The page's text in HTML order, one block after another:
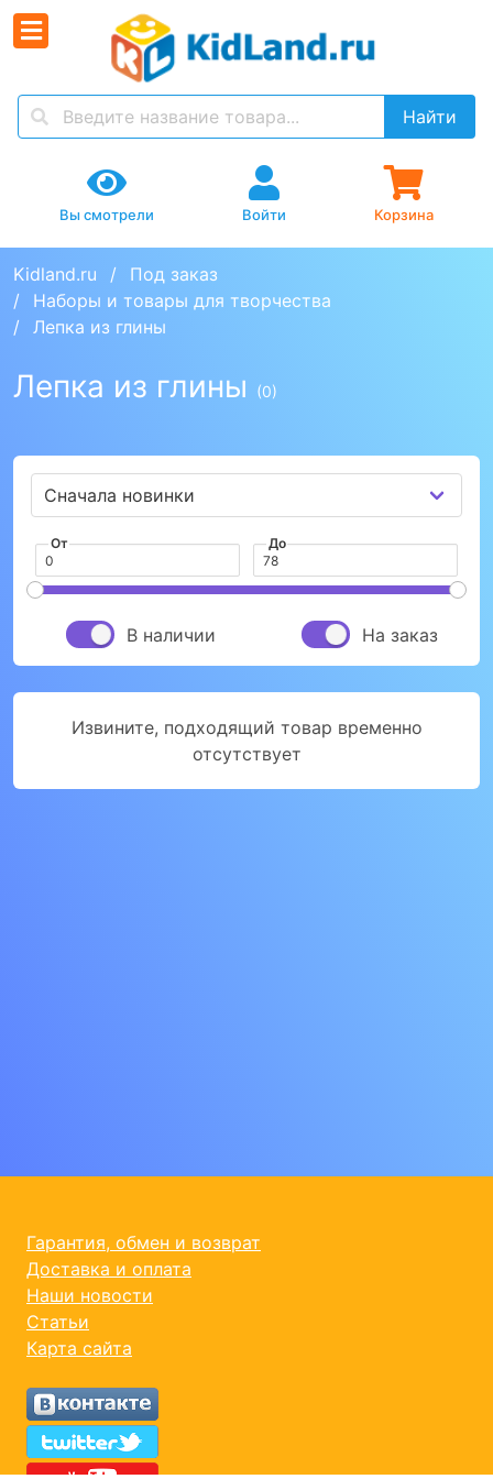
Найти
Вы смотрели Войти Корзина
Kidland.ru
Под заказ
Наборы и товары для творчества
Лепка из глины
Лепка из глины (0)
От До
В наличии На заказ
Извините, подходящий товар временно
отсутствует
Гарантия, обмен и возврат
Доставка и оплата
Наши новости
Статьи
Карта сайта